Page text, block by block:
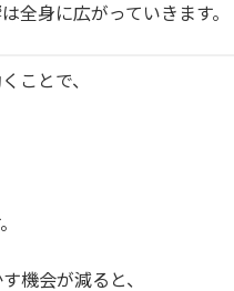
全身に広がっていきます。
ことで、
機会が減ると、